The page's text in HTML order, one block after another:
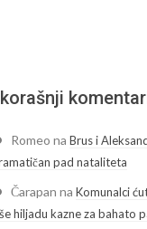
Romeo naBrus i
pad nataliteta
Čarapan naKomunalci
hiljadu kazne za bahato